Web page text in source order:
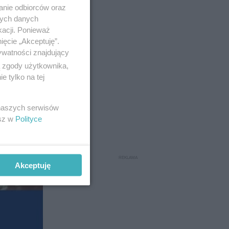
odbiorców oraz
danych
Ponieważ
„Akceptuję”.
znajdujący
użytkownika,
tylko na tej
serwisów
w Polityce
Akceptuję